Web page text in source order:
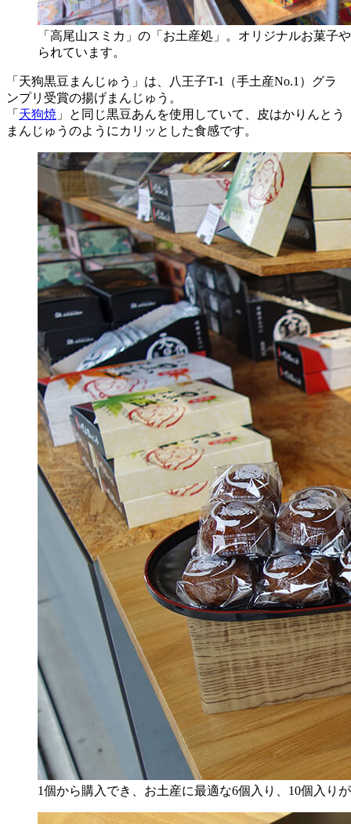
「高尾山スミカ」の「お土産処」。オリジナルお菓子
られています。
「天狗黒豆まんじゅう」は、八王子T-1（手土産No.1）グラ
ンプリ受賞の揚げまんじゅう。
「 天狗焼 」と同じ黒豆あんを使用していて、皮はかりんとう
まんじゅうのようにカリッとした食感です。
1個から購入でき、お土産に最適な6個入り、10個入り